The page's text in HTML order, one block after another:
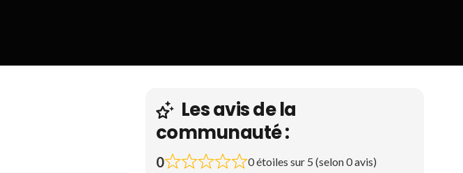
Les avis de la
communauté :
0 0 étoiles sur 5 (selon 0 avis)